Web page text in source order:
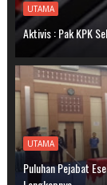
UTAMA
Aktivis : Pak KPK
UTAMA
Puluhan Pejabat